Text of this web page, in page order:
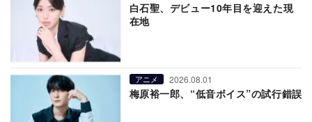
白石聖、デビュー10年目を迎えた現
在地
アニメ 2026.08.01
梅原裕一郎、“低音ボイス”の試行錯誤